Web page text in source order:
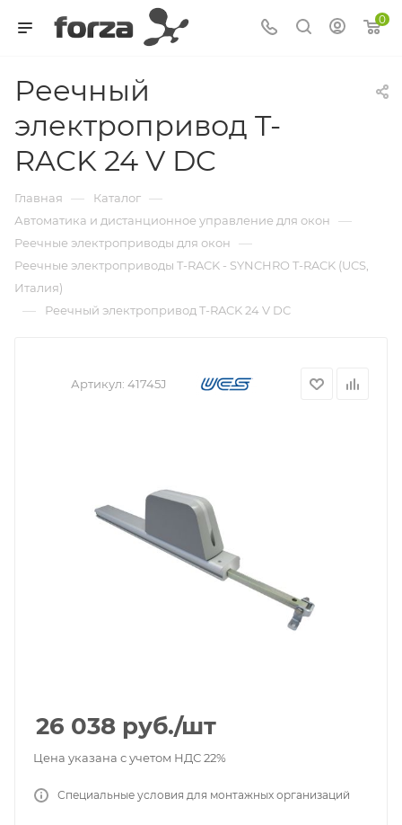
0
Реечный
электропривод T-
RACK 24 V DC
Главная — Каталог —
Автоматика и дистанционное управление для окон —
Реечные электроприводы для окон —
Реечные электроприводы T-RACK - SYNCHRO T-RACK (UCS,
Италия)
— Реечный электропривод T-RACK 24 V DC
Артикул: 41745J
26 038 руб./шт
Цена указана с учетом НДС 22%
Специальные условия для монтажных организаций